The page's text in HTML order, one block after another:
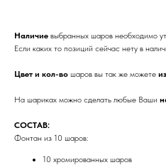
Наличие выбранных шаров необходимо
Если каких то позиций сейчас нету в
Цвет и кол-во шаров вы так же можете
На шариках можно сделать любые Ваши
СОСТАВ:
Фонтан из 10 шаров:
10 хромированных шаров